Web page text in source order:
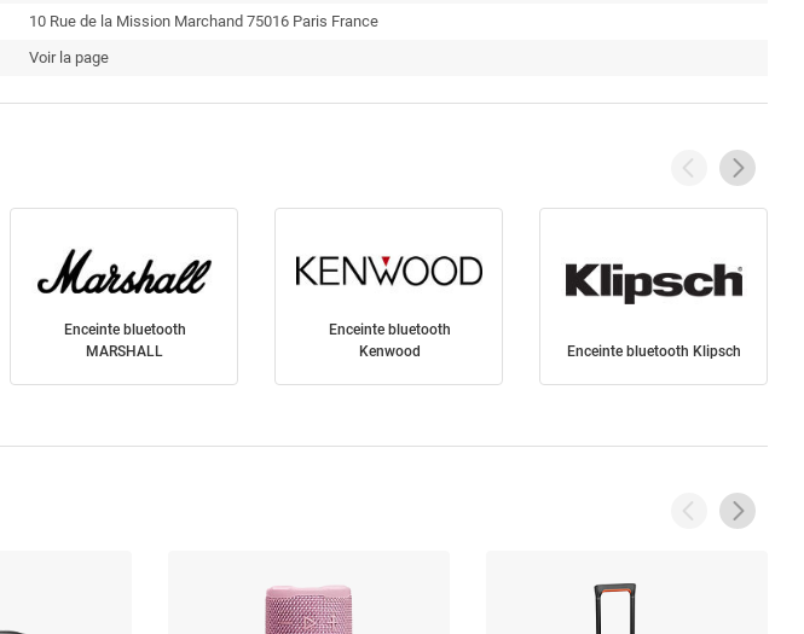
10 Rue de la Mission Marchand 75016 Paris France
Voir la page
Enceinte bluetooth
MARSHALL
Enceinte bluetooth
Kenwood
Enceinte bluetooth Klipsch